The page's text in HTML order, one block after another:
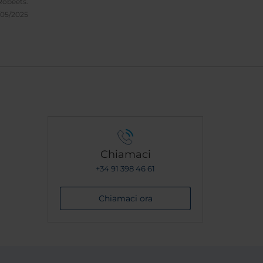
2025
Chiamaci
+34 91 398 46 61
Chiamaci ora